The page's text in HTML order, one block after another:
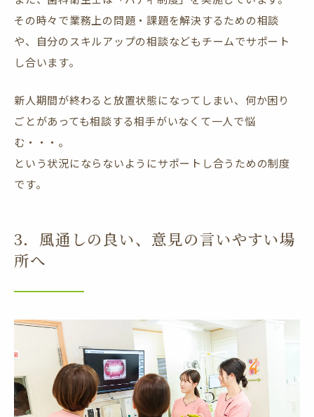
その時々で業務上の問題・課題を解決するための相談
や、自分のスキルアップの相談などもチームでサポート
し合います。
新人期間が終わると放置状態になってしまい、何か困り
ごとがあっても相談する相手がいなくて一人で悩
む・・・。
という状況にならないようにサポートし合うための制度
です。
3．風通しの良い、意見の言いやすい場
所へ